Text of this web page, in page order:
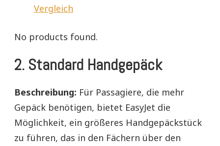
Vergleich
No products found.
2. Standard Handgepäck
Beschreibung: Für Passagiere, die mehr
Gepäck benötigen, bietet EasyJet die
Möglichkeit, ein größeres Handgepäckstück
zu führen, das in den Fächern über den